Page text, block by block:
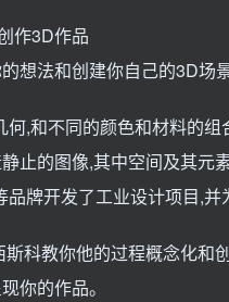
作3D作品
想法和创建你自己的3D场
何,和不同的颜色和材料的
止的图像,其中空间及其元
品牌开发了工业设计项目,
科教你他的过程概念化和
你的作品。